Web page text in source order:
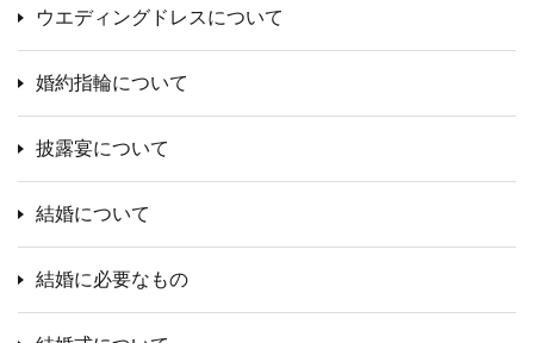
ウエディングドレスについて
婚約指輪について
披露宴について
結婚について
結婚に必要なもの